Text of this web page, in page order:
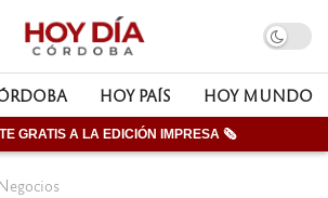
HOY PAÍS HOY MUNDO
GRATIS A LA EDICIÓN IMPRESA 🗞